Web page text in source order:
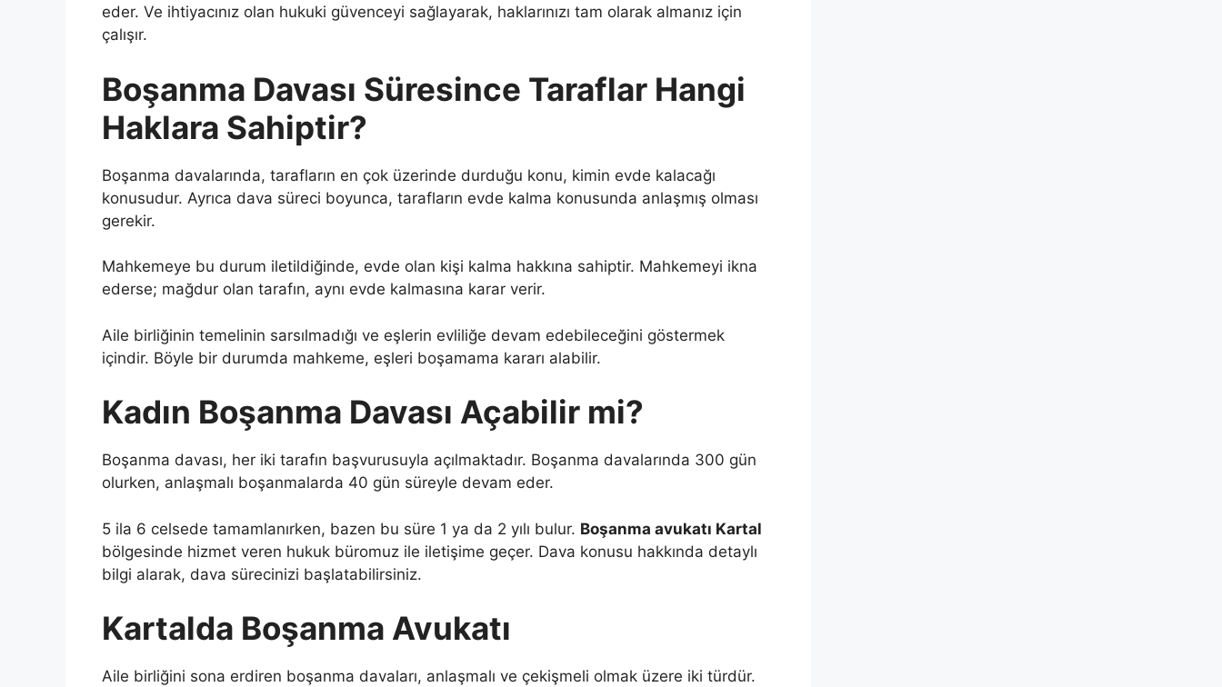
eder. Ve ihtiyacınız olan hukuki güvenceyi sağlayarak, haklarınızı tam olarak almanız için
çalışır.
Boşanma Davası Süresince Taraflar Hangi
Haklara Sahiptir?
Boşanma davalarında, tarafların en çok üzerinde durduğu konu, kimin evde kalacağı
konusudur. Ayrıca dava süreci boyunca, tarafların evde kalma konusunda anlaşmış olması
gerekir.
Mahkemeye bu durum iletildiğinde, evde olan kişi kalma hakkına sahiptir. Mahkemeyi ikna
ederse; mağdur olan tarafın, aynı evde kalmasına karar verir.
Aile birliğinin temelinin sarsılmadığı ve eşlerin evliliğe devam edebileceğini göstermek
içindir. Böyle bir durumda mahkeme, eşleri boşamama kararı alabilir.
Kadın Boşanma Davası Açabilir mi?
Boşanma davası, her iki tarafın başvurusuyla açılmaktadır. Boşanma davalarında 300 gün
olurken, anlaşmalı boşanmalarda 40 gün süreyle devam eder.
5 ila 6 celsede tamamlanırken, bazen bu süre 1 ya da 2 yılı bulur. Boşanma avukatı Kartal
bölgesinde hizmet veren hukuk büromuz ile iletişime geçer. Dava konusu hakkında detaylı
bilgi alarak, dava sürecinizi başlatabilirsiniz.
Kartalda Boşanma Avukatı
Aile birliğini sona erdiren boşanma davaları, anlaşmalı ve çekişmeli olmak üzere iki türdür.